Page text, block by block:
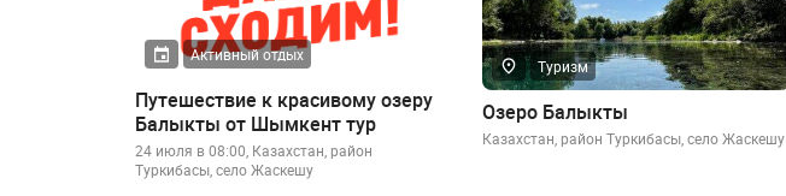
Активный отдых
Путешествие к красивому озеру
Балыкты от Шымкент тур
24 июля в 08:00, Казахстан, район
Туркибасы, село Жаскешу
Туризм
Озеро Балыкты
Казахстан, район Туркибасы, село Жаскешу